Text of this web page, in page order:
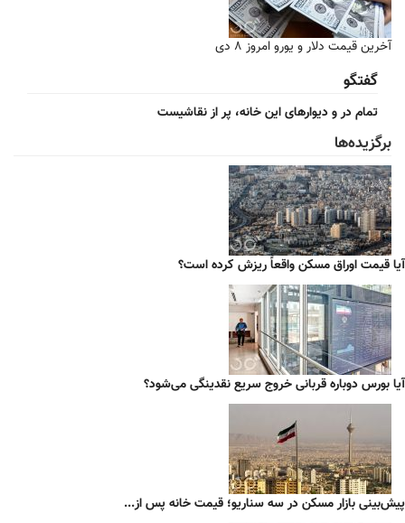
آخرین قیمت دلار و یورو امروز ۸ دی
گفتگو
تمام در و دیوارهای این خانه، پر از نقاشیست
برگزیده‌ها
آیا قیمت اوراق مسکن واقعاً ریزش کرده است؟
آیا بورس دوباره قربانی خروج سریع نقدینگی می‌شود؟
پیش‌بینی بازار مسکن در سه سناریو؛ قیمت خانه پس از...